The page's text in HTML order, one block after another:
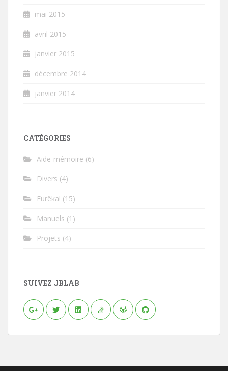
mai 2015
avril 2015
janvier 2015
décembre 2014
janvier 2014
CATÉGORIES
Aide-mémoire (6)
Divers (4)
Eurêka! (15)
Manuels (1)
Projets (4)
SUIVEZ JBLAB